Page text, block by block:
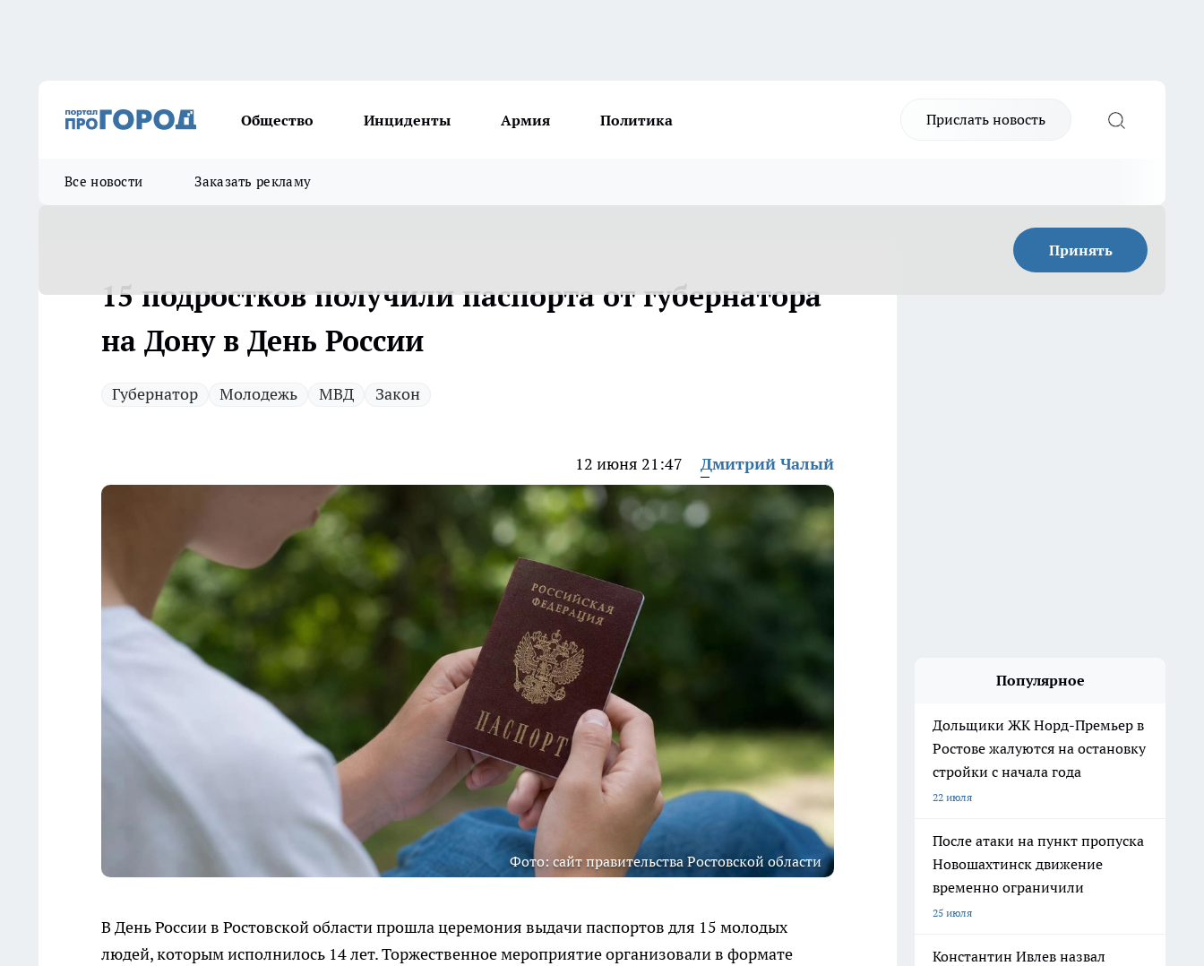
Общество Инциденты Армия Политика Прислать новость
Все новости Заказать рекламу
Принять
15 подростков получили паспорта от губернатора
на Дону в День России
Губернатор Молодежь МВД Закон
12 июня 21:47 Дмитрий Чалый
Фото: сайт правительства Ростовской области
В День России в Ростовской области прошла церемония выдачи паспортов для 15 молодых
людей, которым исполнилось 14 лет. Торжественное мероприятие организовали в формате
Популярное
Дольщики ЖК Норд-Премьер в
Ростове жалуются на остановку
стройки с начала года
22 июля
После атаки на пункт пропуска
Новошахтинск движение
временно ограничили
25 июля
Константин Ивлев назвал